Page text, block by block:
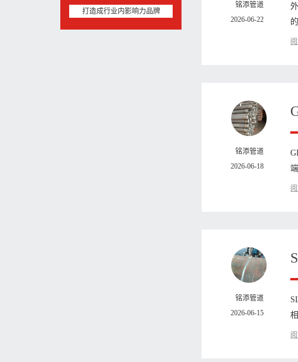
打造成行业内影响力品牌
铭添管道
2026-06-22
铭添管道
2026-06-18
铭添管道
2026-06-15